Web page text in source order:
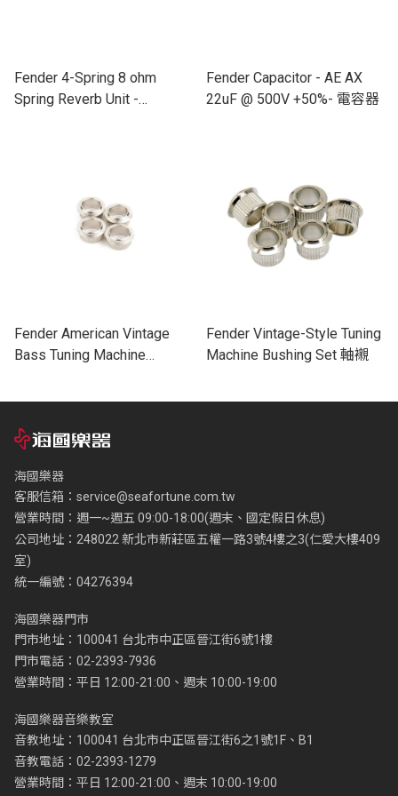
Fender 4-Spring 8 ohm
Spring Reverb Unit -
Fender Capacitor - AE AX
22uF @ 500V +50%- 電容器
Fender American Vintage
Bass Tuning Machine
Fender Vintage-Style Tuning
Machine Bushing Set 軸襯
海國樂器
客服信箱： service@seafortune.com.tw
營業時間：週一~週五 09:00-18:00(週末、國定假日休息)
公司地址：248022 新北市新莊區五權一路3號4樓之3(仁愛大樓409
室)
統一編號：04276394
海國樂器門市
門市地址：100041 台北市中正區晉江街6號1樓
門市電話：02-2393-7936
營業時間：平日 12:00-21:00、週末 10:00-19:00
海國樂器音樂教室
音教地址：100041 台北市中正區晉江街6之1號1F、B1
音教電話：02-2393-1279
營業時間：平日 12:00-21:00、週末 10:00-19:00